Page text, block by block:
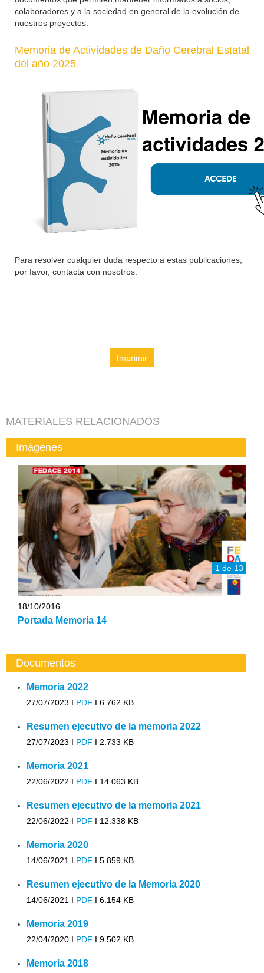
colaboradores y a la sociedad en general de la evolución de
nuestros proyectos.
Memoria de Actividades de Daño Cerebral Estatal
del año 2025
Para resolver cualquier duda respecto a estas publicaciones,
por favor, contacta con nosotros.
Imprimir
MATERIALES RELACIONADOS
Imágenes
1 de 13
18/10/2016
Portada Memoria 14
Documentos
Memoria 2022
27/07/2023 I PDF I 6.762 KB
Resumen ejecutivo de la memoria 2022
27/07/2023 I PDF I 2.733 KB
Memoria 2021
22/06/2022 I PDF I 14.063 KB
Resumen ejecutivo de la memoria 2021
22/06/2022 I PDF I 12.338 KB
Memoria 2020
14/06/2021 I PDF I 5.859 KB
Resumen ejecutivo de la Memoria 2020
14/06/2021 I PDF I 6.154 KB
Memoria 2019
22/04/2020 I PDF I 9.502 KB
Memoria 2018